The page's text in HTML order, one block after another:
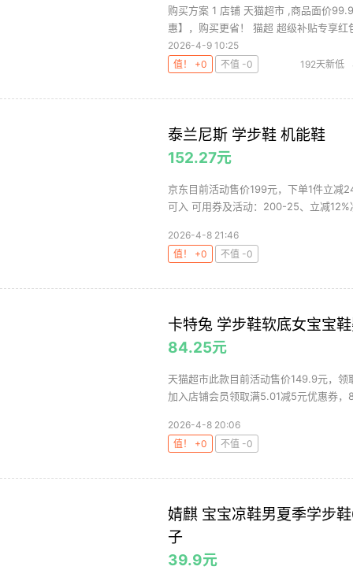
购买方案 1 店铺 天猫超市 ,商品面价
惠】，购买更省！ 猫超 超级补贴专享红
2026-4-9 10:25
值！ +0
不值 -0 192天新低
泰兰尼斯 学步鞋 机能鞋
152.27元
京东目前活动售价199元，下单1件立
可入 可用券及活动：200-25、立减12%
2026-4-8 21:46
值！ +0
不值 -0
卡特兔 学步鞋软底女宝宝
84.25元
天猫超市此款目前活动售价149.9元，
加入店铺会员领取满5.01减5元优惠券
2026-4-8 20:06
值！ +0
不值 -0
婧麒 宝宝凉鞋男夏季学步
子
39.9元